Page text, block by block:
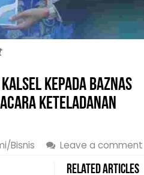
Kepada BAZNAS
Keteladanan
Bisnis Leave a comment
Related Articles